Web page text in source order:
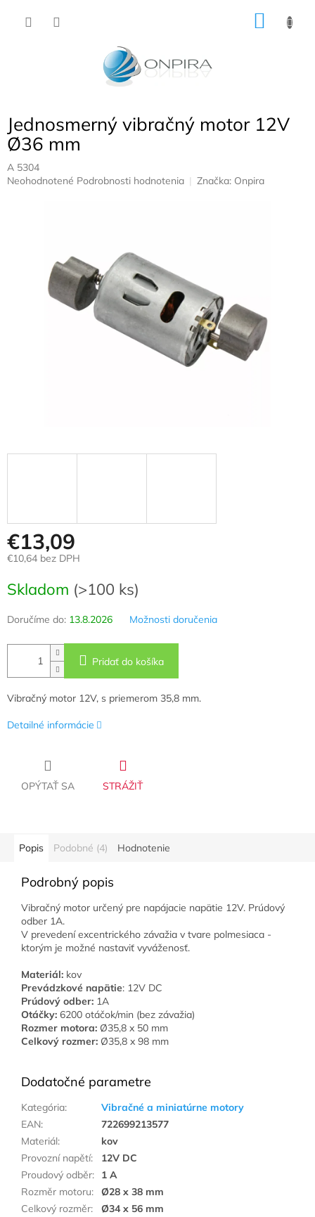
Jednosmerný vibračný motor 12V
Ø36 mm
A 5304
Priemerné
hviezdičiek.
Neohodnotené Podrobnosti hodnotenia Značka: Onpira
€13,09
€10,64 bez DPH
cena:
Skladom (>100 ks)
Doručíme do: 13.8.2026 Možnosti doručenia
Pridať do košíka
Vibračný motor 12V, s priemerom 35,8 mm.
Detailné informácie
OPÝTAŤ SA STRÁŽIŤ
Popis Podobné (4) Hodnotenie
Podrobný popis
Vibračný motor určený pre napájacie napätie 12V. Prúdový
odber 1A.
V prevedení excentrického závažia v tvare polmesiaca -
ktorým je možné nastaviť vyváženosť.
Materiál: kov
Prevádzkové napätie: 12V DC
Prúdový odber: 1A
Otáčky: 6200 otáčok/min (bez závažia)
Rozmer motora: Ø35,8 x 50 mm
Celkový rozmer: Ø35,8 x 98 mm
Dodatočné parametre
Kategória:
Vibračné a miniatúrne motory
EAN:
722699213577
Materiál:
kov
Provozní napětí:
12V DC
Proudový odběr:
1 A
Rozměr motoru:
Ø28 x 38 mm
Celkový rozměr: Ø34 x 56 mm